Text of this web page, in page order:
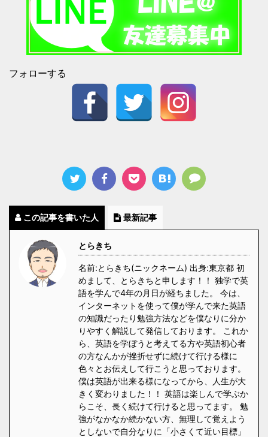
フォローする
この記事を書いた人 最新記事
とらきち
名前:とらきち(ニックネーム) 出身:東京都 初
めまして、とらきちと申します！！ 独学で英
語を学んで4年の月日が経ちました。 今は、
インターネットを使って僕が学んで来た英語
の知識だったり勉強方法などを僕なりに分か
りやすく解説して発信しております。 これか
ら、英語を学ぼうと考えてる方や英語初心者
の方なんかが挫折せずに続けて行ける様に
色々とお伝えして行こうと思っております。
僕は英語が出来る様になってから、人生が大
きく変わりました！！ 英語は楽しんで学ぶか
らこそ、長く続けて行けると思ってます。 勉
強がなかなか続かない方、無理して覚えよう
としないで自分なりに「小さくて近い目標」